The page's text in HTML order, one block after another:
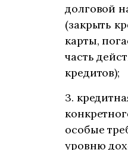
долговой
(закрыть
карты,
часть
кредитов);
3.
особые
уровню